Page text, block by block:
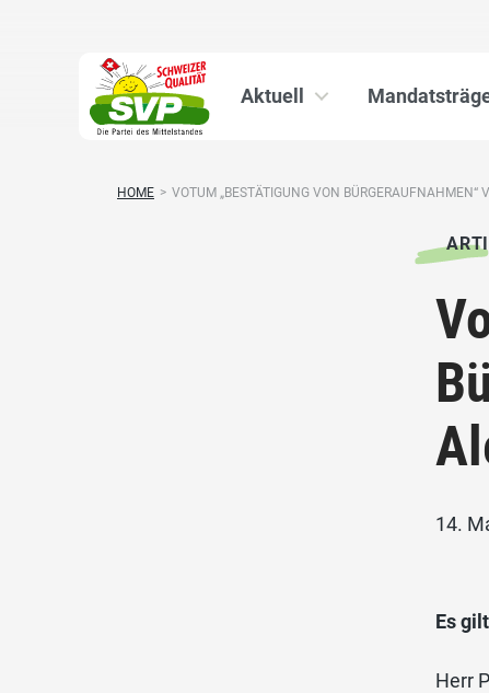
Aktuell
HOME > VOTUM „BESTÄTIGUNG VON BÜRGERAUFNAHMEN“
14.
Es
Herr